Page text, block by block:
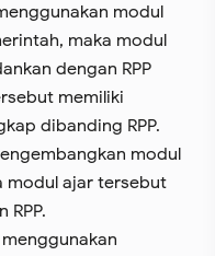
modul
maka modul
dengan RPP
memiliki
dibanding RPP.
modul
modul ajar tersebut